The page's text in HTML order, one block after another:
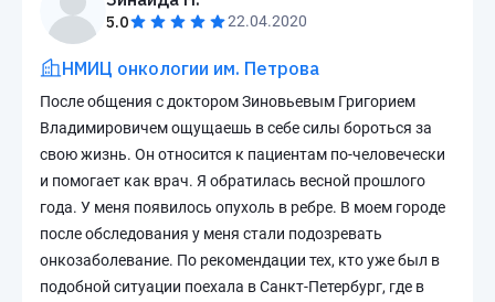
5.0 22.04.2020
НМИЦ онкологии им. Петрова
После общения с доктором Зиновьевым Григорием
Владимировичем ощущаешь в себе силы бороться за
свою жизнь. Он относится к пациентам по-человечески
и помогает как врач. Я обратилась весной прошлого
года. У меня появилось опухоль в ребре. В моем городе
после обследования у меня стали подозревать
онкозаболевание. По рекомендации тех, кто уже был в
подобной ситуации поехала в Санкт-Петербург, где в